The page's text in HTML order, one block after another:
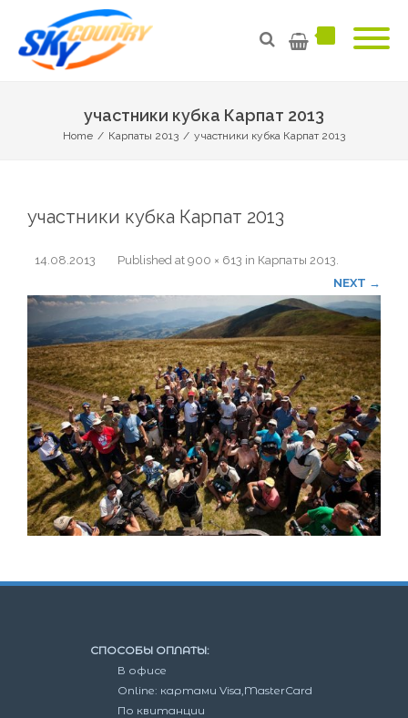
участники кубка Карпат 2013
Home / Карпаты 2013 / участники кубка Карпат 2013
участники кубка Карпат 2013
Published
14.08.2013 at 900 × 613 in Карпаты 2013
NEXT →
СПОСОБЫ ОПЛАТЫ:
В офисе
Online: картами Visa,MasterCard
По квитанции